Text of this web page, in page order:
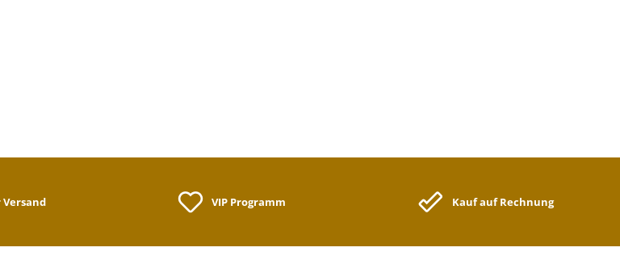
VIP Programm Kauf auf Rechnung